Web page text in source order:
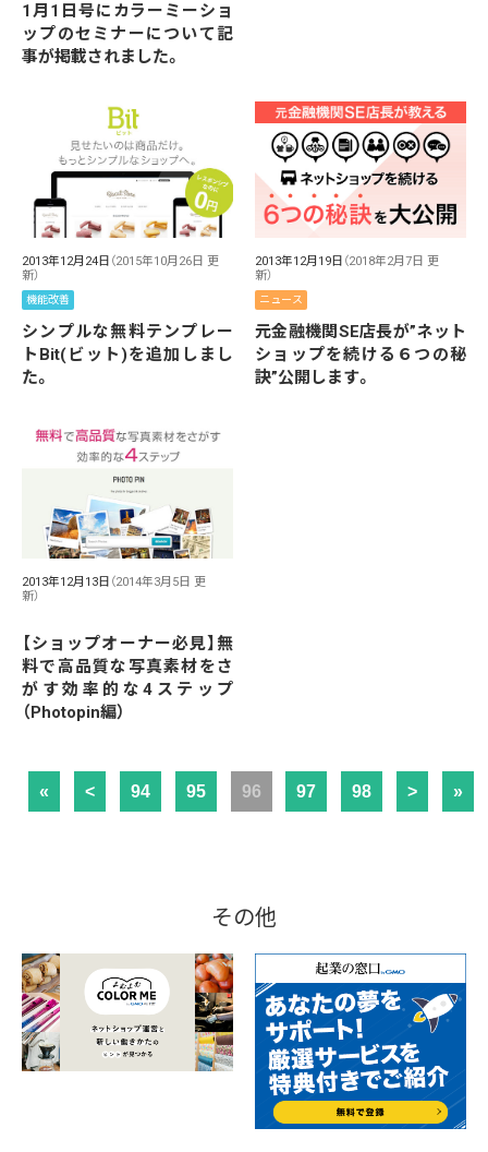
1月1日号にカラーミーショ
ップのセミナーについて記
事が掲載されました。
2013年12月24日 （2015年10月26日 更
新）
機能改善
シンプルな無料テンプレー
トBit(ビット)を追加しまし
た。
2013年12月19日 （2018年2月7日 更
新）
ニュース
元金融機関SE店長が”ネット
ショップを続ける６つの秘
訣”公開します。
2013年12月13日 （2014年3月5日 更
新）
【ショップオーナー必見】無
料で高品質な写真素材をさ
がす効率的な4ステップ
（Photopin編）
« < 94 95 96 97 98 > »
その他